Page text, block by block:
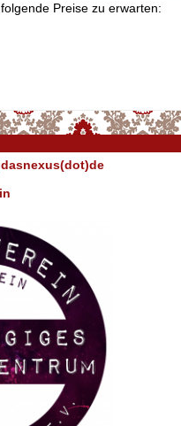
Preise zu erwarten: